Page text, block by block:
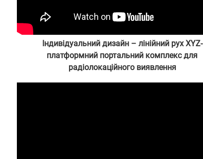
Індивідуальний дизайн – лінійний рух XYZ-
платформний портальний комплекс для
радіолокаційного виявлення